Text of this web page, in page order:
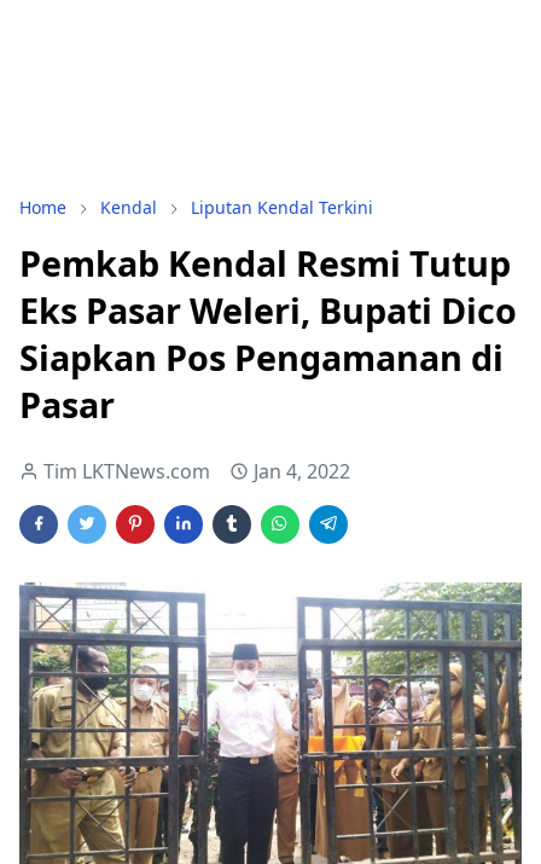
Home Kendal Liputan Kendal Terkini
Pemkab Kendal Resmi Tutup
Eks Pasar Weleri, Bupati Dico
Siapkan Pos Pengamanan di
Pasar
Tim LKTNews.com Jan 4, 2022